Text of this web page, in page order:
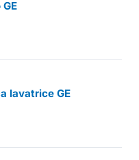
lavatrice GE